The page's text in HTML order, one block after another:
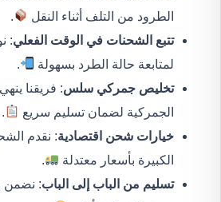
الطرود من التلف أثناء النقل
.
تتبع الشحنات في الوقت الفعلي:
لمتابعة حالة الطرد بسهولة
.
تخليص جمركي سلس: فريقنا
الجمركية لضمان تسليم سريع
.
خيارات شحن اقتصادية: نقدم
الكبيرة بأسعار معتدلة
.
تسليم من الباب إلى الباب: نضمن